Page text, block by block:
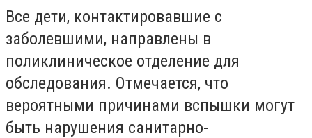
Все дети, контактировавшие с
заболевшими, направлены в
поликлиническое отделение для
обследования. Отмечается, что
вероятными причинами вспышки могут
быть нарушения санитарно-